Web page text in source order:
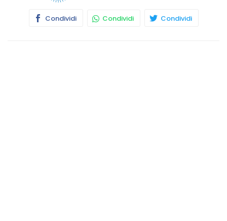
Condividi Condividi Condividi